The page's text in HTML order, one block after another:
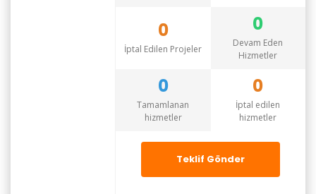
0
İptal Edilen Projeler
0
Devam Eden
Hizmetler
0
Tamamlanan
hizmetler
0
İptal edilen
hizmetler
Teklif Gönder